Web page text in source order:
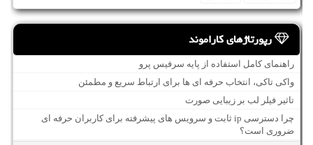
رپورتاژهای کاراموند
راهنمای کامل استفاده از پایه سرفیس پرو
واکی تاکی، انتخاب حرفه ای ها برای ارتباط سریع و مطمئن
تاثیر فیلر لب بر زیبایی صورت
چرا دسترسی ip ثابت و سرویس های پیشرفته برای کاربران حرفه ای
ضروری است؟